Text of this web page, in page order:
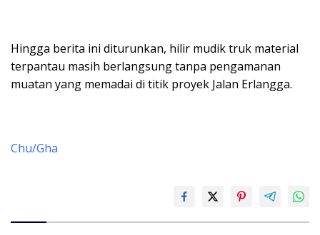
Hingga berita ini diturunkan, hilir mudik truk material
terpantau masih berlangsung tanpa pengamanan
muatan yang memadai di titik proyek Jalan Erlangga.
Chu/Gha